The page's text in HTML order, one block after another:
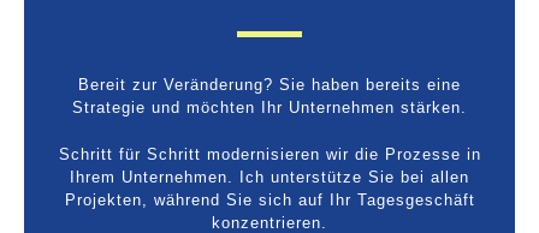
Bereit zur Veränderung? Sie haben bereits eine
Strategie und möchten Ihr Unternehmen stärken.
Schritt für Schritt modernisieren wir die Prozesse in
Ihrem Unternehmen. Ich unterstütze Sie bei allen
Projekten, während Sie sich auf Ihr Tagesgeschäft
konzentrieren.